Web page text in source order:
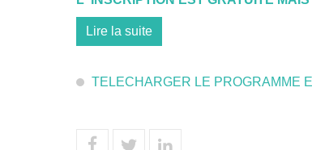
Lire la suite
TELECHARGER LE PROGRAMME